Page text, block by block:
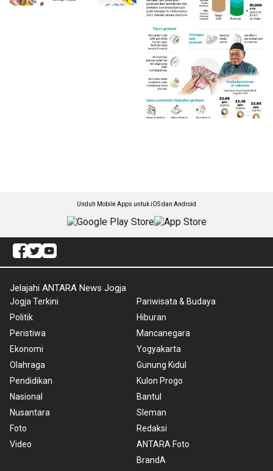
Unduh Mobile Apps untuk iOS dan Android
Jelajahi ANTARA News Jogja
Jogja Terkini
Politik
Peristiwa
Ekonomi
Olahraga
Pendidikan
Nasional
Nusantara
Foto
Video
Pariwisata & Budaya
Hiburan
Mancanegara
Yogyakarta
Gunung Kidul
Kulon Progo
Bantul
Sleman
Redaksi
ANTARA Foto
BrandA